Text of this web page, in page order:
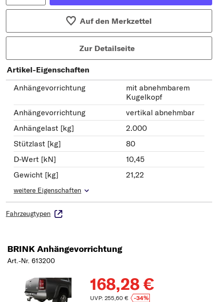
Auf den Merkzettel
Zur Detailseite
Artikel-Eigenschaften
Anhängevorrichtung
mit abnehmbarem
Kugelkopf
Anhängevorrichtung
vertikal abnehmbar
Anhängelast [kg]
2.000
Stützlast [kg]
80
D-Wert [kN]
10,45
Gewicht [kg]
21,22
weitere Eigenschaften
Fahrzeugtypen
BRINK Anhängevorrichtung
Art.-Nr. 613200
168,28 €
UVP: 255,60 €
-34%